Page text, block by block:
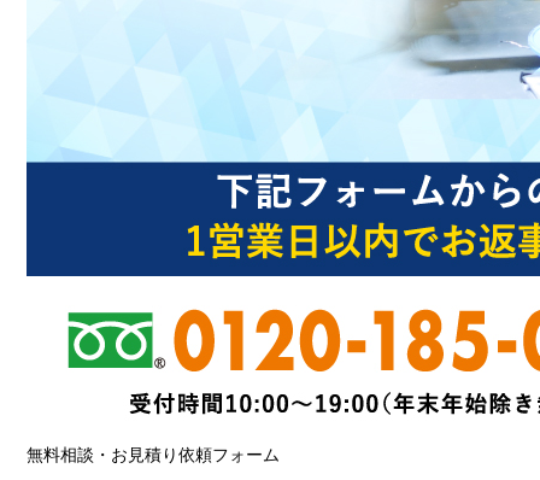
無料相談・お見積り依頼フォーム